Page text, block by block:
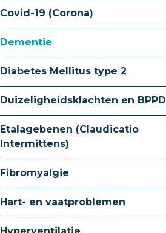
Covid-19 (Corona)
Dementie
Diabetes Mellitus type 2
Duizeligheidsklachten en BPPD
Etalagebenen (Claudicatio
Intermittens)
Fibromyalgie
Hart- en vaatproblemen